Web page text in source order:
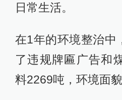
日常生活。
在1年的环境整治中
了违规牌匾广告和
料2269吨，环境面貌